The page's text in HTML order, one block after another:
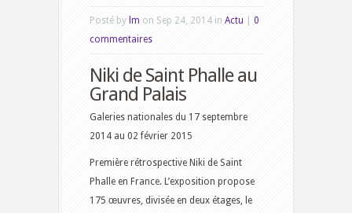
Posté by lm on Sep 24, 2014 in Actu
0
commentaires
Niki de Saint Phalle au
Grand Palais
Galeries nationales du 17 septembre
2014 au 02 février 2015
Première rétrospective Niki de Saint
Phalle en France. L’exposition propose
175 œuvres, divisée en deux étages, le